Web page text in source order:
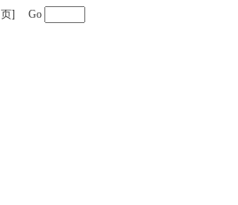
页] Go